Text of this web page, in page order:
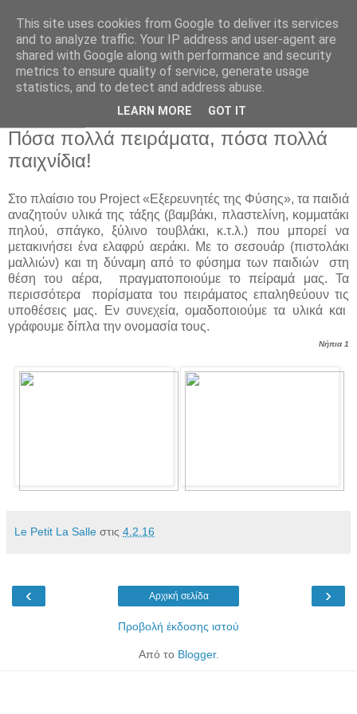
Παιδικός Σταθμός-
Νηπιαγωγείο "ΔΕΛΑΣΑΛ"
Πόσα πολλά πειράματα, πόσα πολλά
παιχνίδια!
Στο πλαίσιο του Project «Εξερευνητές της Φύσης», τα παιδιά
αναζητούν υλικά της τάξης (βαμβάκι, πλαστελίνη, κομματάκι
πηλού, σπάγκο, ξύλινο τουβλάκι, κ.τ.λ.) που μπορεί να
μετακινήσει ένα ελαφρύ αεράκι. Με το σεσουάρ (πιστολάκι
μαλλιών) και τη δύναμη από το φύσημα των παιδιών στη
θέση του αέρα, πραγματοποιούμε το πείραμά μας. Τα
περισσότερα πορίσματα του πειράματος επαληθεύουν τις
υποθέσεις μας. Εν συνεχεία, ομαδοποιούμε τα υλικά και
γράφουμε δίπλα την ονομασία τους.
Νήπια 1
Le Petit La Salle στις 4.2.16
‹ ›
Αρχική σελίδα
Προβολή έκδοσης ιστού
Από το Blogger.
This site uses cookies from Google to deliver its services
and to analyze traffic. Your IP address and user-agent are
shared with Google along with performance and security
metrics to ensure quality of service, generate usage
statistics, and to detect and address abuse.
LEARN MORE GOT IT